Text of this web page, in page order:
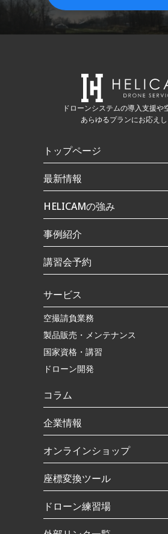
ドローンシステムの導入支援や
あらゆるプランにお応えし
トップページ
最新情報
HELICAMの強み
事例紹介
講習会予約
サービス
空撮請負業務
製品販売・メンテナンス
国家資格・講習
ドローン開発
コラム
企業情報
オンラインショップ
座標変換ツール
ドローン練習場